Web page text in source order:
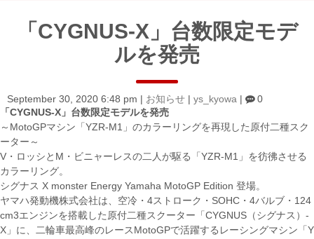
g
「CYGNUS-X」台数限定モデ
ルを発売
September 30, 2020 6:48 pm お知らせ ys_kyowa
0
「CYGNUS-X」台数限定モデルを発売
～MotoGPマシン「YZR-M1」のカラーリングを再現した原付二種スク
ーター～
V・ロッシとM・ビニャーレスの二人が駆る「YZR-M1」を彷彿させる
カラーリング。
シグナス X monster Energy Yamaha MotoGP Edition 登場。
ヤマハ発動機株式会社は、空冷・4ストローク・SOHC・4バルブ・124
cm3エンジンを搭載した原付二種スクーター「CYGNUS（シグナス）-
X」に、二輪車最高峰のレースMotoGPで活躍するレーシングマシン「Y